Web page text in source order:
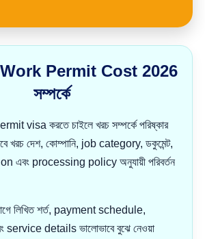
Permit Cost 2026
সম্পর্কে
visa করতে চাইলে খরচ সম্পর্কে পরিষ্কার
খরচ দেশ, কোম্পানি, job category, ডকুমেন্ট,
এবং processing policy অনুযায়ী পরিবর্তন
লিখিত শর্ত, payment schedule,
details ভালোভাবে বুঝে নেওয়া